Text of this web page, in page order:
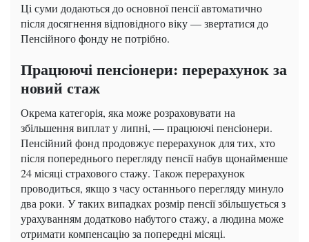
Ці суми додаються до основної пенсії автоматично
після досягнення відповідного віку — звертатися до
Пенсійного фонду не потрібно.
Працюючі пенсіонери: перерахунок за
новий стаж
Окрема категорія, яка може розраховувати на
збільшення виплат у липні, — працюючі пенсіонери.
Пенсійний фонд продовжує перерахунок для тих, хто
після попереднього перегляду пенсії набув щонайменше
24 місяці страхового стажу. Також перерахунок
проводиться, якщо з часу останнього перегляду минуло
два роки. У таких випадках розмір пенсії збільшується з
урахуванням додатково набутого стажу, а людина може
отримати компенсацію за попередні місяці.